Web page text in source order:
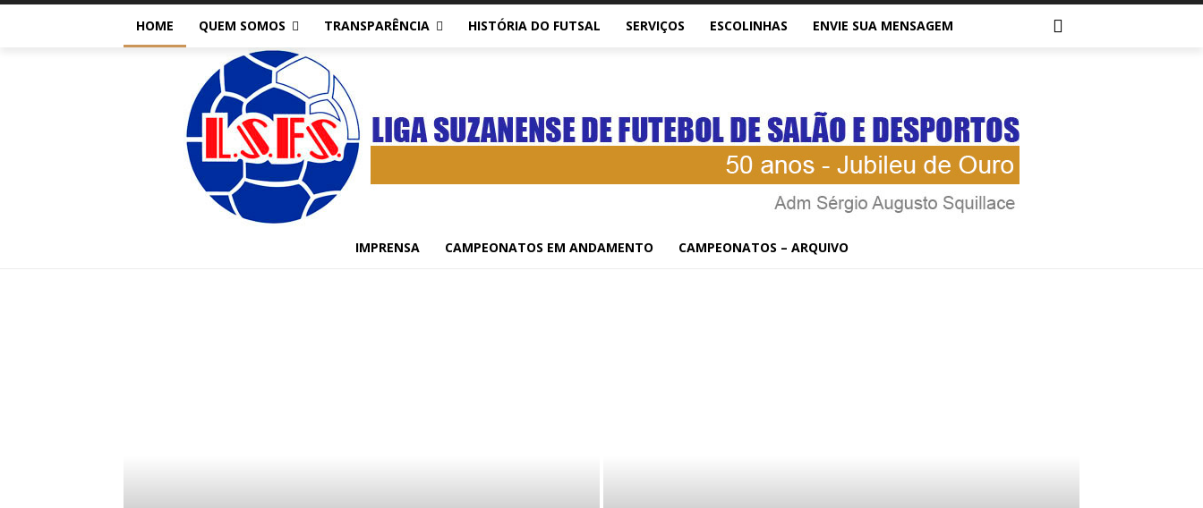
HOME QUEM SOMOS TRANSPARÊNCIA HISTÓRIA DO FUTSAL SERVIÇOS ESCOLINHAS ENVIE SUA MENSAGEM
IMPRENSA CAMPEONATOS EM ANDAMENTO CAMPEONATOS – ARQUIVO